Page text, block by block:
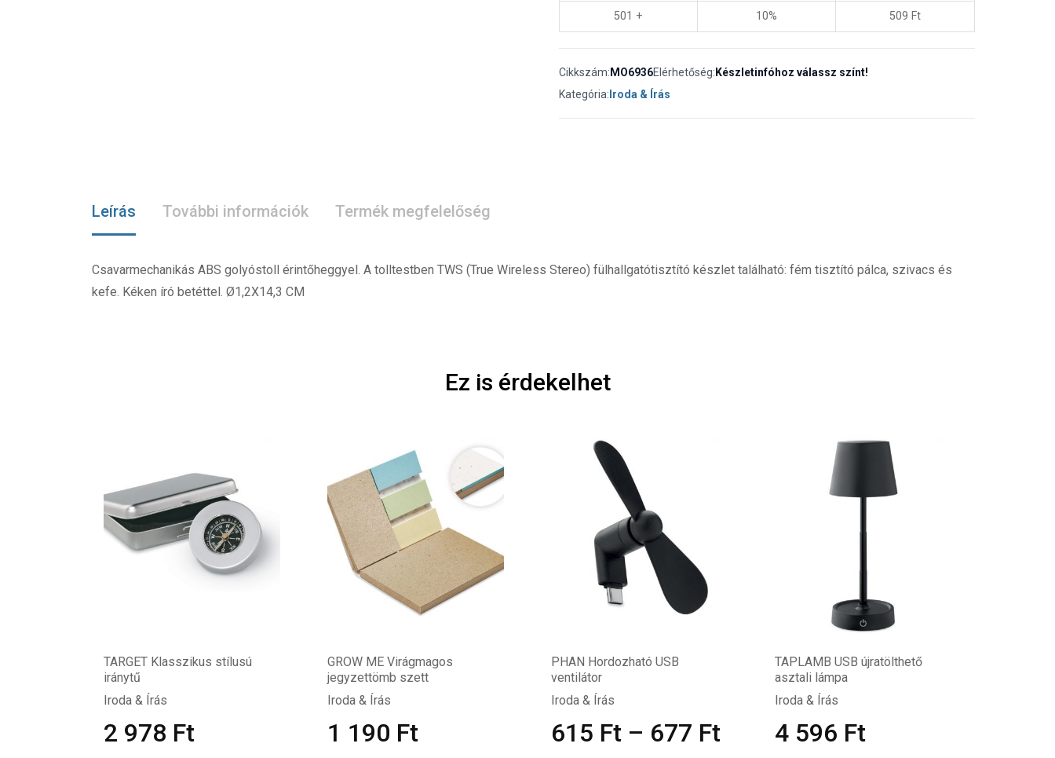
501 + 10% 509 Ft
Cikkszám: MO6936Elérhetőség: Készletinfóhoz válassz színt!
Kategória: Iroda & Írás
Leírás További információk Termék megfelelőség
Csavarmechanikás ABS golyóstoll érintőheggyel. A tolltestben TWS (True Wireless Stereo) fülhallgatótisztító készlet található: fém tisztító pálca, szivacs és
kefe. Kéken író betéttel. Ø1,2X14,3 CM
Ez is érdekelhet
TARGET Klasszikus stílusú
iránytű
Iroda & Írás
2 978 Ft
GROW ME Virágmagos
jegyzettömb szett
Iroda & Írás
1 190 Ft
PHAN Hordozható USB
ventilátor
Iroda & Írás
615 Ft – 677 Ft
TAPLAMB USB újratölthető
asztali lámpa
Iroda & Írás
4 596 Ft